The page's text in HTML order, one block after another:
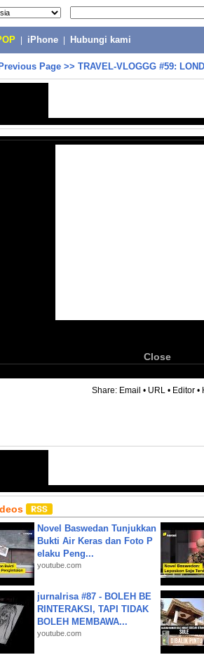
iPhone Hubungi kami
Previous Page >> TRAVEL-VLOGGG #59:
Close
Share: Email • URL • Editor •
Novel Baswedan Tunjukkan
Bukti Air Keras dan Foto P
elaku Peng...
youtube.com
jurnalrisa #87 - BOLEH BE
RINTERAKSI, TAPI TIDAK
BOLEH MEMBAWA...
youtube.com